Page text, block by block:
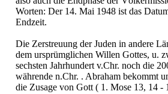
Worten: Der 14. Mai 1948 ist das
Endzeit.
Die Zerstreuung der Juden in andere
dem ursprümglichen Willen Gottes, u.
sechsten Jahrhundert v.Chr. noch die
währende n.Chr. . Abraham bekommt
die Zusage von Gott ( 1. Mose 13, 14 -